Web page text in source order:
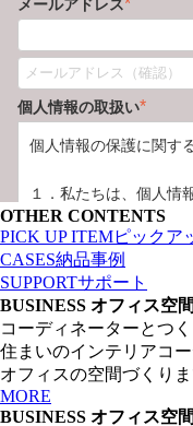
OTHER CONTENTS
PICK UP ITEMピックア
CASES納品事例
SUPPORTサポート
BUSINESS オフィス空
コーディネーターとつく
住まいのインテリアコ
オフィスの空間づくり
MORE
BUSINESS オフィス空